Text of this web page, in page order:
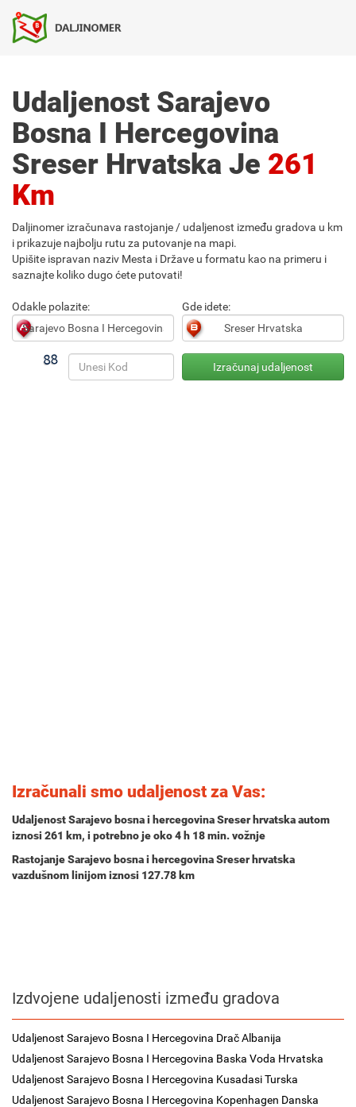
Udaljenost Sarajevo
Bosna I Hercegovina
Sreser Hrvatska Je 261
Km
Daljinomer izračunava rastojanje / udaljenost između gradova u km
i prikazuje najbolju rutu za putovanje na mapi.
Upišite ispravan naziv Mesta i Države u formatu kao na primeru i
saznajte koliko dugo ćete putovati!
Odakle polazite: Gde idete:
Izračunali smo udaljenost za Vas:
Udaljenost Sarajevo bosna i hercegovina Sreser hrvatska autom
iznosi 261 km, i potrebno je oko4 h 18 min.vožnje
Rastojanje Sarajevo bosna i hercegovina Sreser hrvatska
vazdušnom linijom iznosi 127.78 km
Izdvojene udaljenosti između gradova
Udaljenost Sarajevo Bosna I Hercegovina Drač Albanija
Udaljenost Sarajevo Bosna I Hercegovina Baska Voda Hrvatska
Udaljenost Sarajevo Bosna I Hercegovina Kusadasi Turska
Udaljenost Sarajevo Bosna I Hercegovina Kopenhagen Danska